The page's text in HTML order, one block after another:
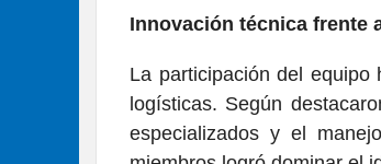
Innovación técnica frente
La participación del
logísticas. Según
especializados y el